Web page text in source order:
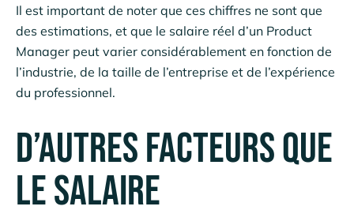
Il est important de noter que ces chiffres ne sont que
des estimations, et que le salaire réel d’un Product
Manager peut varier considérablement en fonction de
l’industrie, de la taille de l’entreprise et de l’expérience
du professionnel.
D’autres facteurs que
le salaire